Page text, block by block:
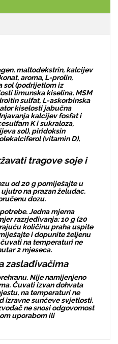
maltodekstrin, kalcijev
aroma, L-prolin,
sol (podrijetlom iz
limunska kiselina, MSM
sulfat, L-askorbinska
kiselosti jabučna
kalcijev fosfat i
K i sukraloza,
sol), piridoksin
(vitamin D),
tragove soje i
od 20 g pomiješajte u
na prazan želudac.
dozu.
Jedna mjerna
razrjeđivanja: 10 g (20
količinu praha uspite
i dopunite željenu
na temperaturi ne
2 mjeseca.
zaslađivačima
Nije namijenjeno
Čuvati izvan dohvata
na temperaturi ne
izravne sunčeve svjetlosti.
ne snosi odgovornost
uporabom ili